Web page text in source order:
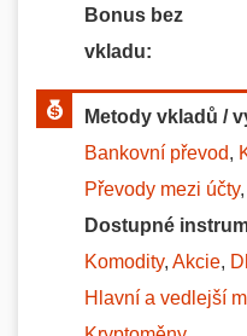
Bonus bez
vkladu:
Metody vkladů /
Bankovní převod,
Převody mezi účty,
Dostupné
Komodity, Akcie,
Hlavní a vedlejší